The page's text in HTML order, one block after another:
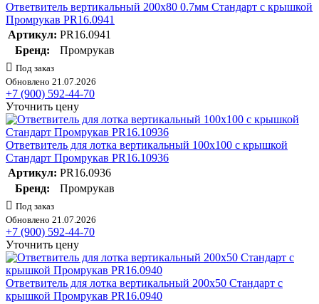
Ответвитель вертикальный 200х80 0.7мм Стандарт с крышкой
Промрукав PR16.0941
Артикул: PR16.0941
Бренд:
Промрукав
Под заказ
Обновлено 21.07.2026
+7 (900) 592-44-70
Уточнить цену
Ответвитель для лотка вертикальный 100х100 с крышкой
Стандарт Промрукав PR16.10936
Артикул: PR16.0936
Бренд:
Промрукав
Под заказ
Обновлено 21.07.2026
+7 (900) 592-44-70
Уточнить цену
Ответвитель для лотка вертикальный 200х50 Стандарт с
крышкой Промрукав PR16.0940